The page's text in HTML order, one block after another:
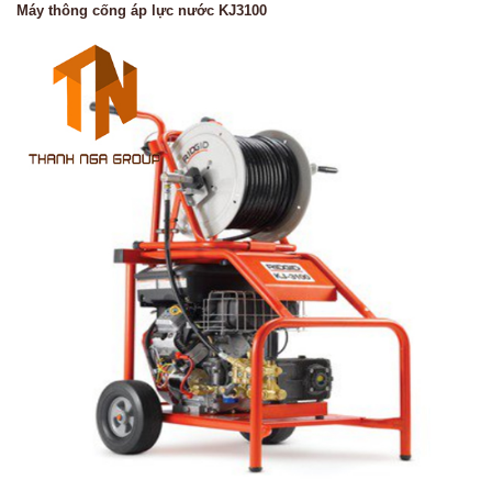
Máy thông cống áp lực nước KJ3100